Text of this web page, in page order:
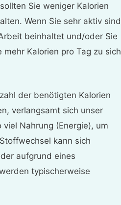
Sie weniger Kalorien
Wenn Sie sehr aktiv sind
beinhaltet und/oder Sie
Kalorien pro Tag zu sich
der benötigten Kalorien
verlangsamt sich unser
Nahrung (Energie), um
kann sich
aufgrund eines
typischerweise